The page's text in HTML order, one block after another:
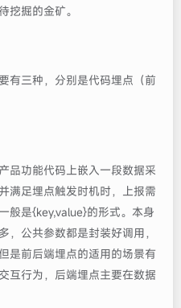
挖掘的金矿。
三种，分别是代码埋点（前
功能代码上嵌入一段数据采
满足埋点触发时机时，上报需
般是{key,value}的形式。本身
，公共参数都是封装好调用，
是前后端埋点的适用的场景有
互行为，后端埋点主要在数据